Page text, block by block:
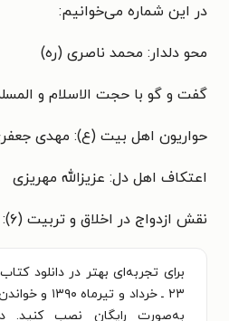
در این شماره می‌خوانیم:
محو دلدار: محمد ناصری (ره)
گفت و گو با حجت الاسلام و
حواریون اهل بیت (ع): مهدی
اعتکاف اهل دل: عزیزالله مهریزی
نقش ازدواج در اخلاق و تربیت (۶): محمد سلطانی
برای تجربه‌ای بهتر در دانلود
۲۳ ـ خرداد و
به‌صورت رایگان نصب کنید.